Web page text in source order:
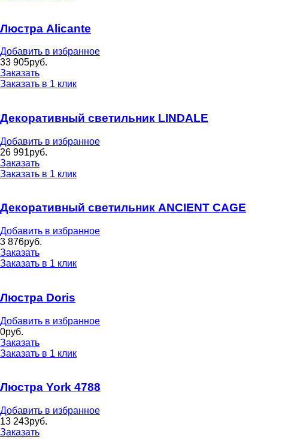
Люстра Alicante
Добавить в избранное
33 905руб.
Заказать
Заказать в 1 клик
Декоративный светильник LINDALE
Добавить в избранное
26 991руб.
Заказать
Заказать в 1 клик
Декоративный светильник ANCIENT CAGE
Добавить в избранное
3 876руб.
Заказать
Заказать в 1 клик
Люстра Doris
Добавить в избранное
0руб.
Заказать
Заказать в 1 клик
Люстра York 4788
Добавить в избранное
13 243руб.
Заказать